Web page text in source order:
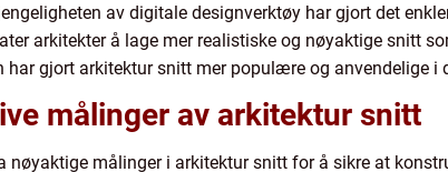
av digitale designverktøy har gjort det
arkitekter å lage mer realistiske og nøyaktige snitt
har gjort arkitektur snitt mer populære og anvendelige i
målinger av arkitektur snitt
nøyaktige målinger i arkitektur snitt for å sikre at